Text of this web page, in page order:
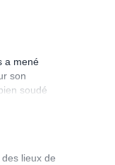
« qui se
permettent de
a mené
son
soudé
surtout à
merci à vous
lieux de